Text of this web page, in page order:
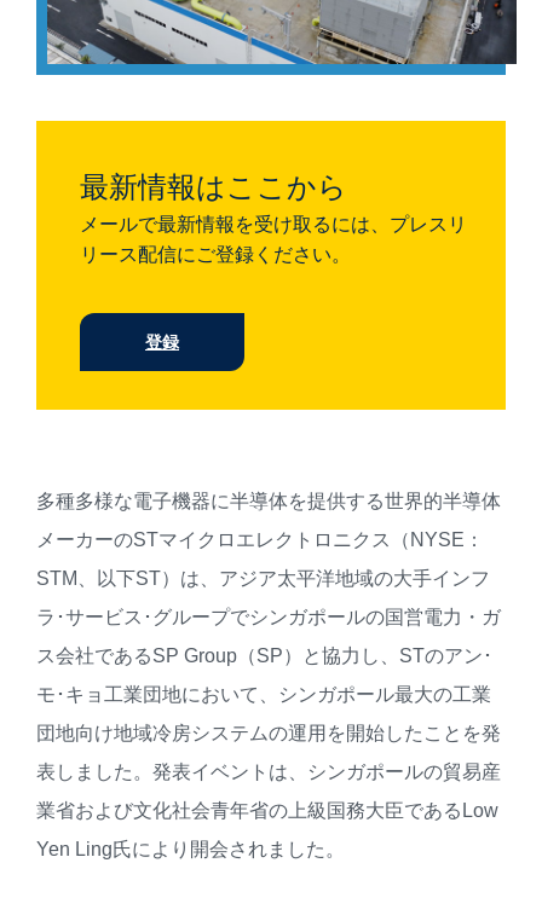
最新情報はここから
メールで最新情報を受け取るには、プレスリ
リース配信にご登録ください。
登録
多種多様な電子機器に半導体を提供する世界的半導体
メーカーのSTマイクロエレクトロニクス（NYSE：
STM、以下ST）は、アジア太平洋地域の大手インフ
ラ･サービス･グループでシンガポールの国営電力・ガ
ス会社であるSP Group（SP）と協力し、STのアン･
モ･キョ工業団地において、シンガポール最大の工業
団地向け地域冷房システムの運用を開始したことを発
表しました。発表イベントは、シンガポールの貿易産
業省および文化社会青年省の上級国務大臣であるLow
Yen Ling氏により開会されました。